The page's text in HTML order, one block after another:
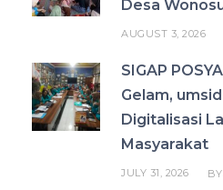
Desa
AUGUST 3, 2026
SIGAP
Gelam,
Digitalisasi
Masyarakat
JULY 31, 2026 BY